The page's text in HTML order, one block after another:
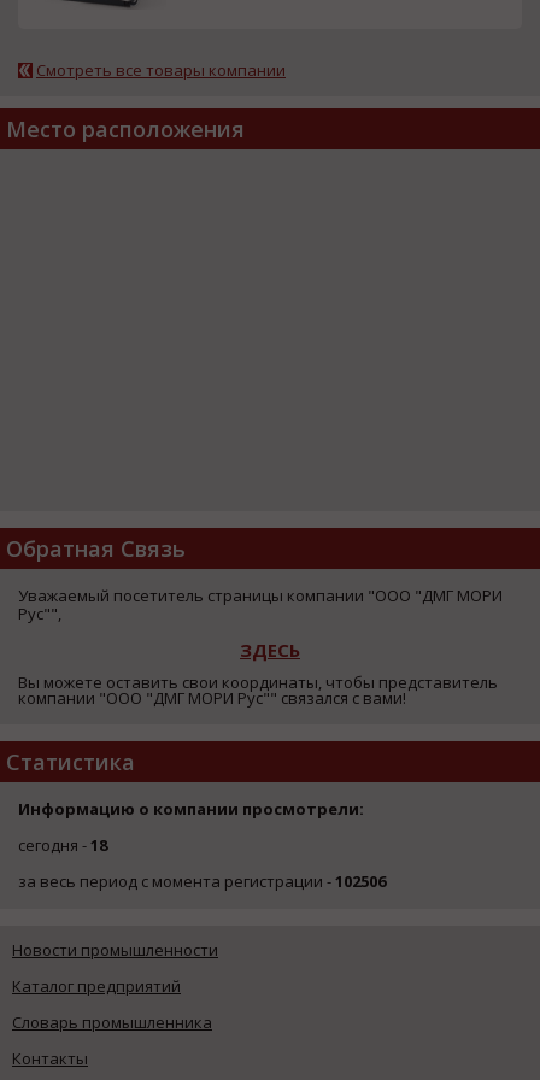
Смотреть все товары компании
Место расположения
Обратная Связь
Уважаемый посетитель страницы компании "ООО "ДМГ МОРИ
Рус"",
ЗДЕСЬ
Вы можете оставить свои координаты, чтобы представитель
компании "ООО "ДМГ МОРИ Рус"" связался с вами!
Статистика
Информацию о компании просмотрели:
сегодня -18
за весь период с момента регистрации -102506
Новости промышленности
Каталог предприятий
Словарь промышленника
Контакты